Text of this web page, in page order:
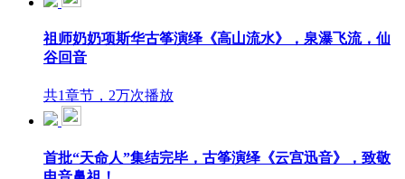
祖师奶奶项斯华古筝演绎《高山流水》，泉瀑飞流，仙
谷回音
共1章节，2万次播放
首批“天命人”集结完毕，古筝演绎《云宫迅音》，致敬